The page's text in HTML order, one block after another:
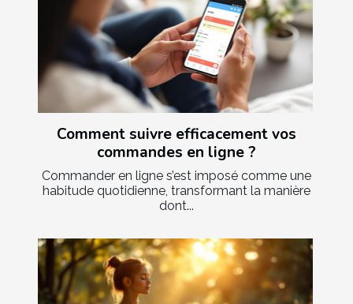
Comment suivre efficacement vos
commandes en ligne ?
Commander en ligne s’est imposé comme une
habitude quotidienne, transformant la manière
dont...